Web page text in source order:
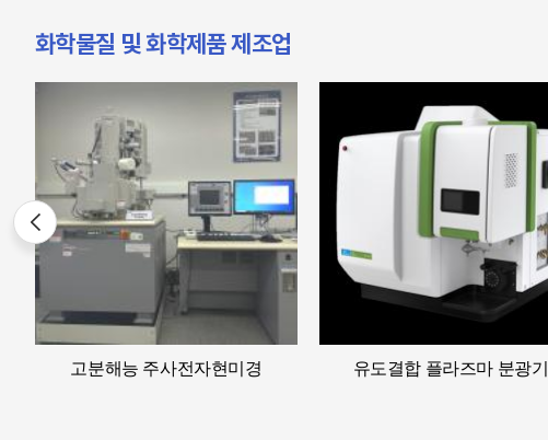
화학물질 및 화학제품 제조업
고분해능 주사전자현미경 유도결합 플라즈마 분광기